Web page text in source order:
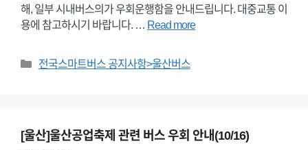
해, 일부 시내버스의가 우회운행함을 안내드립니다. 대중교통 이
용에 참고하시기 바랍니다. … Read more
Categories
전국스마트버스 공지사항>울산버스
[울산]울산공업축제 관련 버스 우회 안내(10/16)